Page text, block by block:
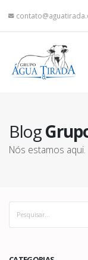
Blog
Nós estamos aqui.